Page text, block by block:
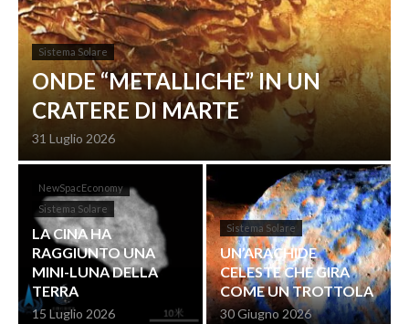
Sistema Solare
ONDE “METALLICHE” IN UN
CRATERE DI MARTE
31 Luglio 2026
NewSpacEconomy
Sistema Solare
LA CINA HA
RAGGIUNTO UNA
MINI-LUNA DELLA
TERRA
15 Luglio 2026
Sistema Solare
UN’ARACHIDE
CELESTE CHE GIRA
COME UN TROTTOLA
30 Giugno 2026